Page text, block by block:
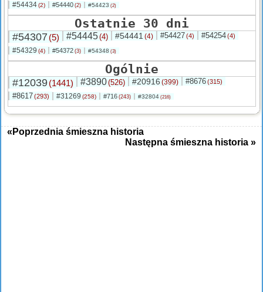
#54434(2) #54440 (2) #54423 (2)
Ostatnie 30 dni
#54307 (5) #54445(4) #54441 (4) #54427(4) #54254(4)
#54329 (4) #54372 (3) #54348 (3)
Ogólnie
#12039(1441) #3890(526) #20916 (399) #8676(315)
#8617(293) #31269 (258) #716 (243) #32804 (216)
«Poprzednia śmieszna historia
Następna śmieszna historia »